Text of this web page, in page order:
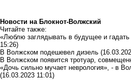
Новости на Блoкнoт-Волжский
Читайте также:
«Люблю заглядывать в будущее и гадать
15:26)
В Волжском подешевел дизель
В Волжском появится тротуар,
«Дочь сильно мучает неврология», - в
(16.03.2023 11:01)